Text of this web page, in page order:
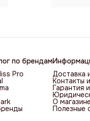
по брендам
Pro
Доставка
Контакты
Гарантия
О магазине
Полезные